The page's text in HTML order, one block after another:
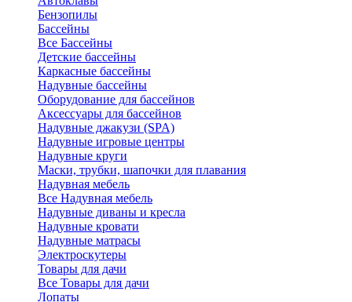
Бензопилы
Бассейны
Все Бассейны
Детские бассейны
Каркасные бассейны
Надувные бассейны
Оборудование для бассейнов
Аксессуары для бассейнов
Надувные джакузи (SPA)
Надувные игровые центры
Надувные круги
Маски, трубки, шапочки для плавания
Надувная мебель
Все Надувная мебель
Надувные диваны и кресла
Надувные кровати
Надувные матрасы
Электроскутеры
Товары для дачи
Все Товары для дачи
Лопаты